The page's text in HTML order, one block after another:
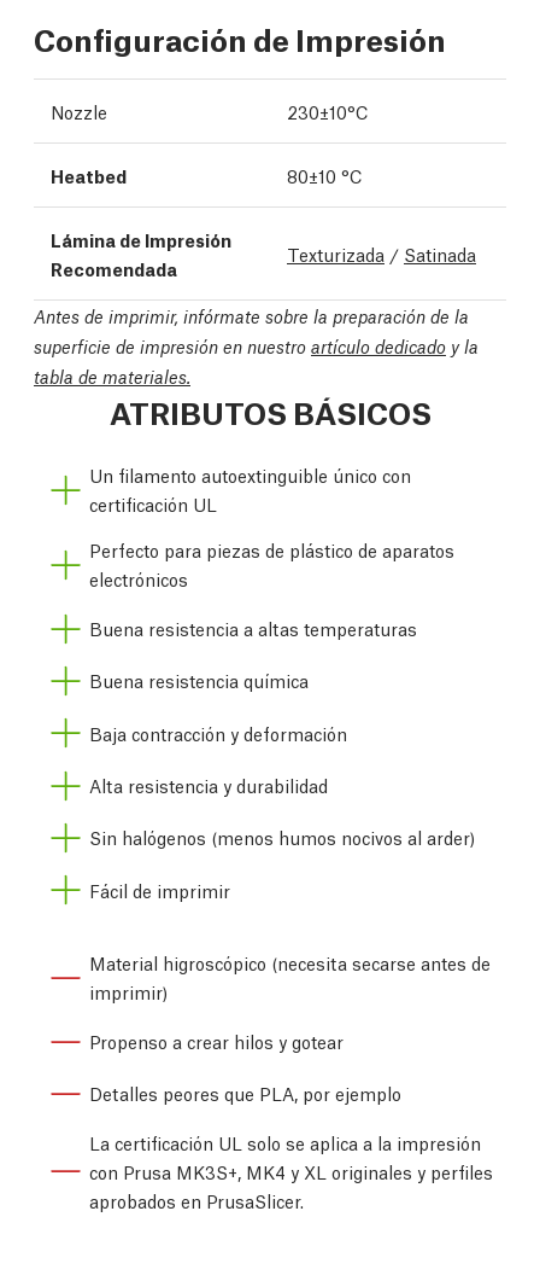
Configuración de Impresión
Nozzle 230±10°C
Heatbed 80±10 °C
Lámina de Impresión
Recomendada
Texturizada / Satinada
Antes de imprimir, infórmate sobre la preparación de la
superficie de impresión en nuestro artículo dedicado y la
tabla de materiales.
ATRIBUTOS BÁSICOS
Un filamento autoextinguible único con
certificación UL
Perfecto para piezas de plástico de aparatos
electrónicos
Buena resistencia a altas temperaturas
Buena resistencia química
Baja contracción y deformación
Alta resistencia y durabilidad
Sin halógenos (menos humos nocivos al arder)
Fácil de imprimir
Material higroscópico (necesita secarse antes de
imprimir)
Propenso a crear hilos y gotear
Detalles peores que PLA, por ejemplo
La certificación UL solo se aplica a la impresión
con Prusa MK3S+, MK4 y XL originales y perfiles
aprobados en PrusaSlicer.